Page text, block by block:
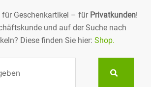
für Geschenkartikel – für Privatkunden!
und auf der Suche nach
Diese finden Sie hier: Shop.